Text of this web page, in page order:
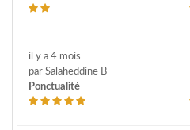
il y a 4 mois
par Salaheddine B
Ponctualité